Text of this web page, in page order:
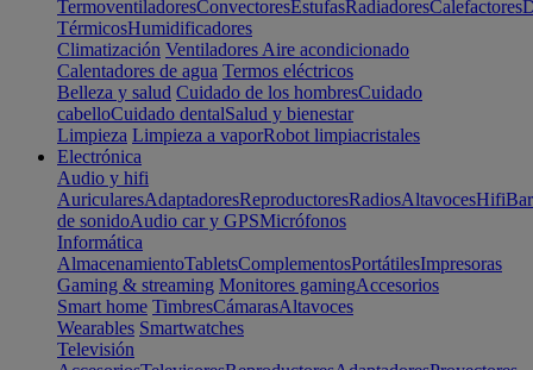
TermoventiladoresConvectoresEstufasRadiadoresCalefactores
TérmicosHumidificadores
Climatización Ventiladores Aire acondicionado
Calentadores de agua Termos eléctricos
Belleza y salud Cuidado de los hombresCuidado
cabelloCuidado dentalSalud y bienestar
Limpieza Limpieza a vaporRobot limpiacristales
Electrónica
Audio y hifi
AuricularesAdaptadoresReproductoresRadiosAltavocesHifi
de sonidoAudio car y GPSMicrófonos
Informática
AlmacenamientoTabletsComplementosPortátilesImpresoras
Gaming & streaming Monitores gamingAccesorios
Smart home TimbresCámarasAltavoces
Wearables Smartwatches
Televisión